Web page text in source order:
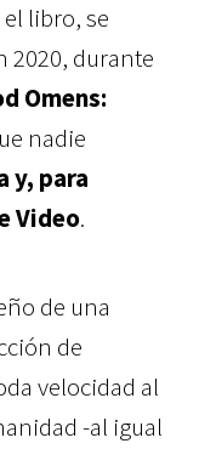
libro, se
2020, durante
Omens:
nadie
y, para
Video.
de una
de
velocidad al
-al igual